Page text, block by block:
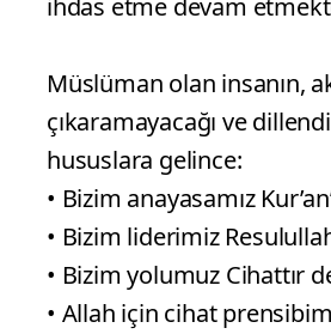
ihdas etme devam
Müslüman olan insanın,
çıkaramayacağı ve
hususlara gelince:
• Bizim anayasamız
• Bizim liderimiz
• Bizim yolumuz Cihattır
• Allah için cihat